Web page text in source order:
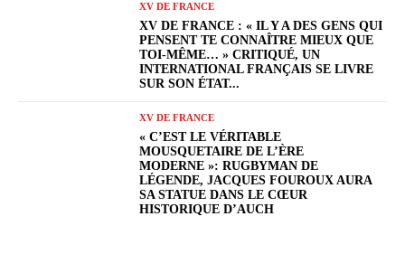
XV DE FRANCE
XV DE FRANCE : « IL Y A DES GENS QUI
PENSENT TE CONNAÎTRE MIEUX QUE
TOI-MÊME… » CRITIQUÉ, UN
INTERNATIONAL FRANÇAIS SE LIVRE
SUR SON ÉTAT...
XV DE FRANCE
« C’EST LE VÉRITABLE
MOUSQUETAIRE DE L’ÈRE
MODERNE »: RUGBYMAN DE
LÉGENDE, JACQUES FOUROUX AURA
SA STATUE DANS LE CŒUR
HISTORIQUE D’AUCH